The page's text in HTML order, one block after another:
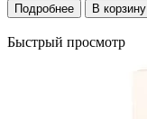
Подробнее В корзину
Быстрый просмотр